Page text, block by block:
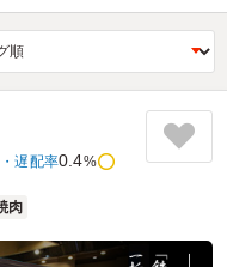
遅配率0.4%
肉